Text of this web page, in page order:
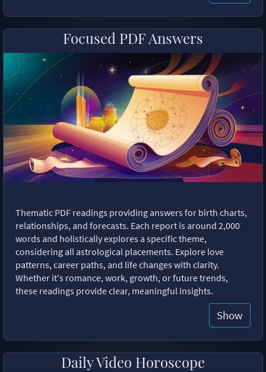
Focused PDF Answers
Thematic PDF readings providing answers for birth charts,
relationships, and forecasts. Each report is around 2,000
words and holistically explores a specific theme,
considering all astrological placements. Explore love
patterns, career paths, and life changes with clarity.
Whether it's romance, work, growth, or future trends,
these readings provide clear, meaningful insights.
Show
Daily Video Horoscope